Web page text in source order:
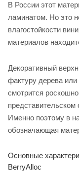
В России этот
ламинатом. Но это
влагостойкости
материалов
Декоративный
фактуру дерева
смотрится
представительском
Именно поэтому в
обозначающая
Основные
BerryAlloc